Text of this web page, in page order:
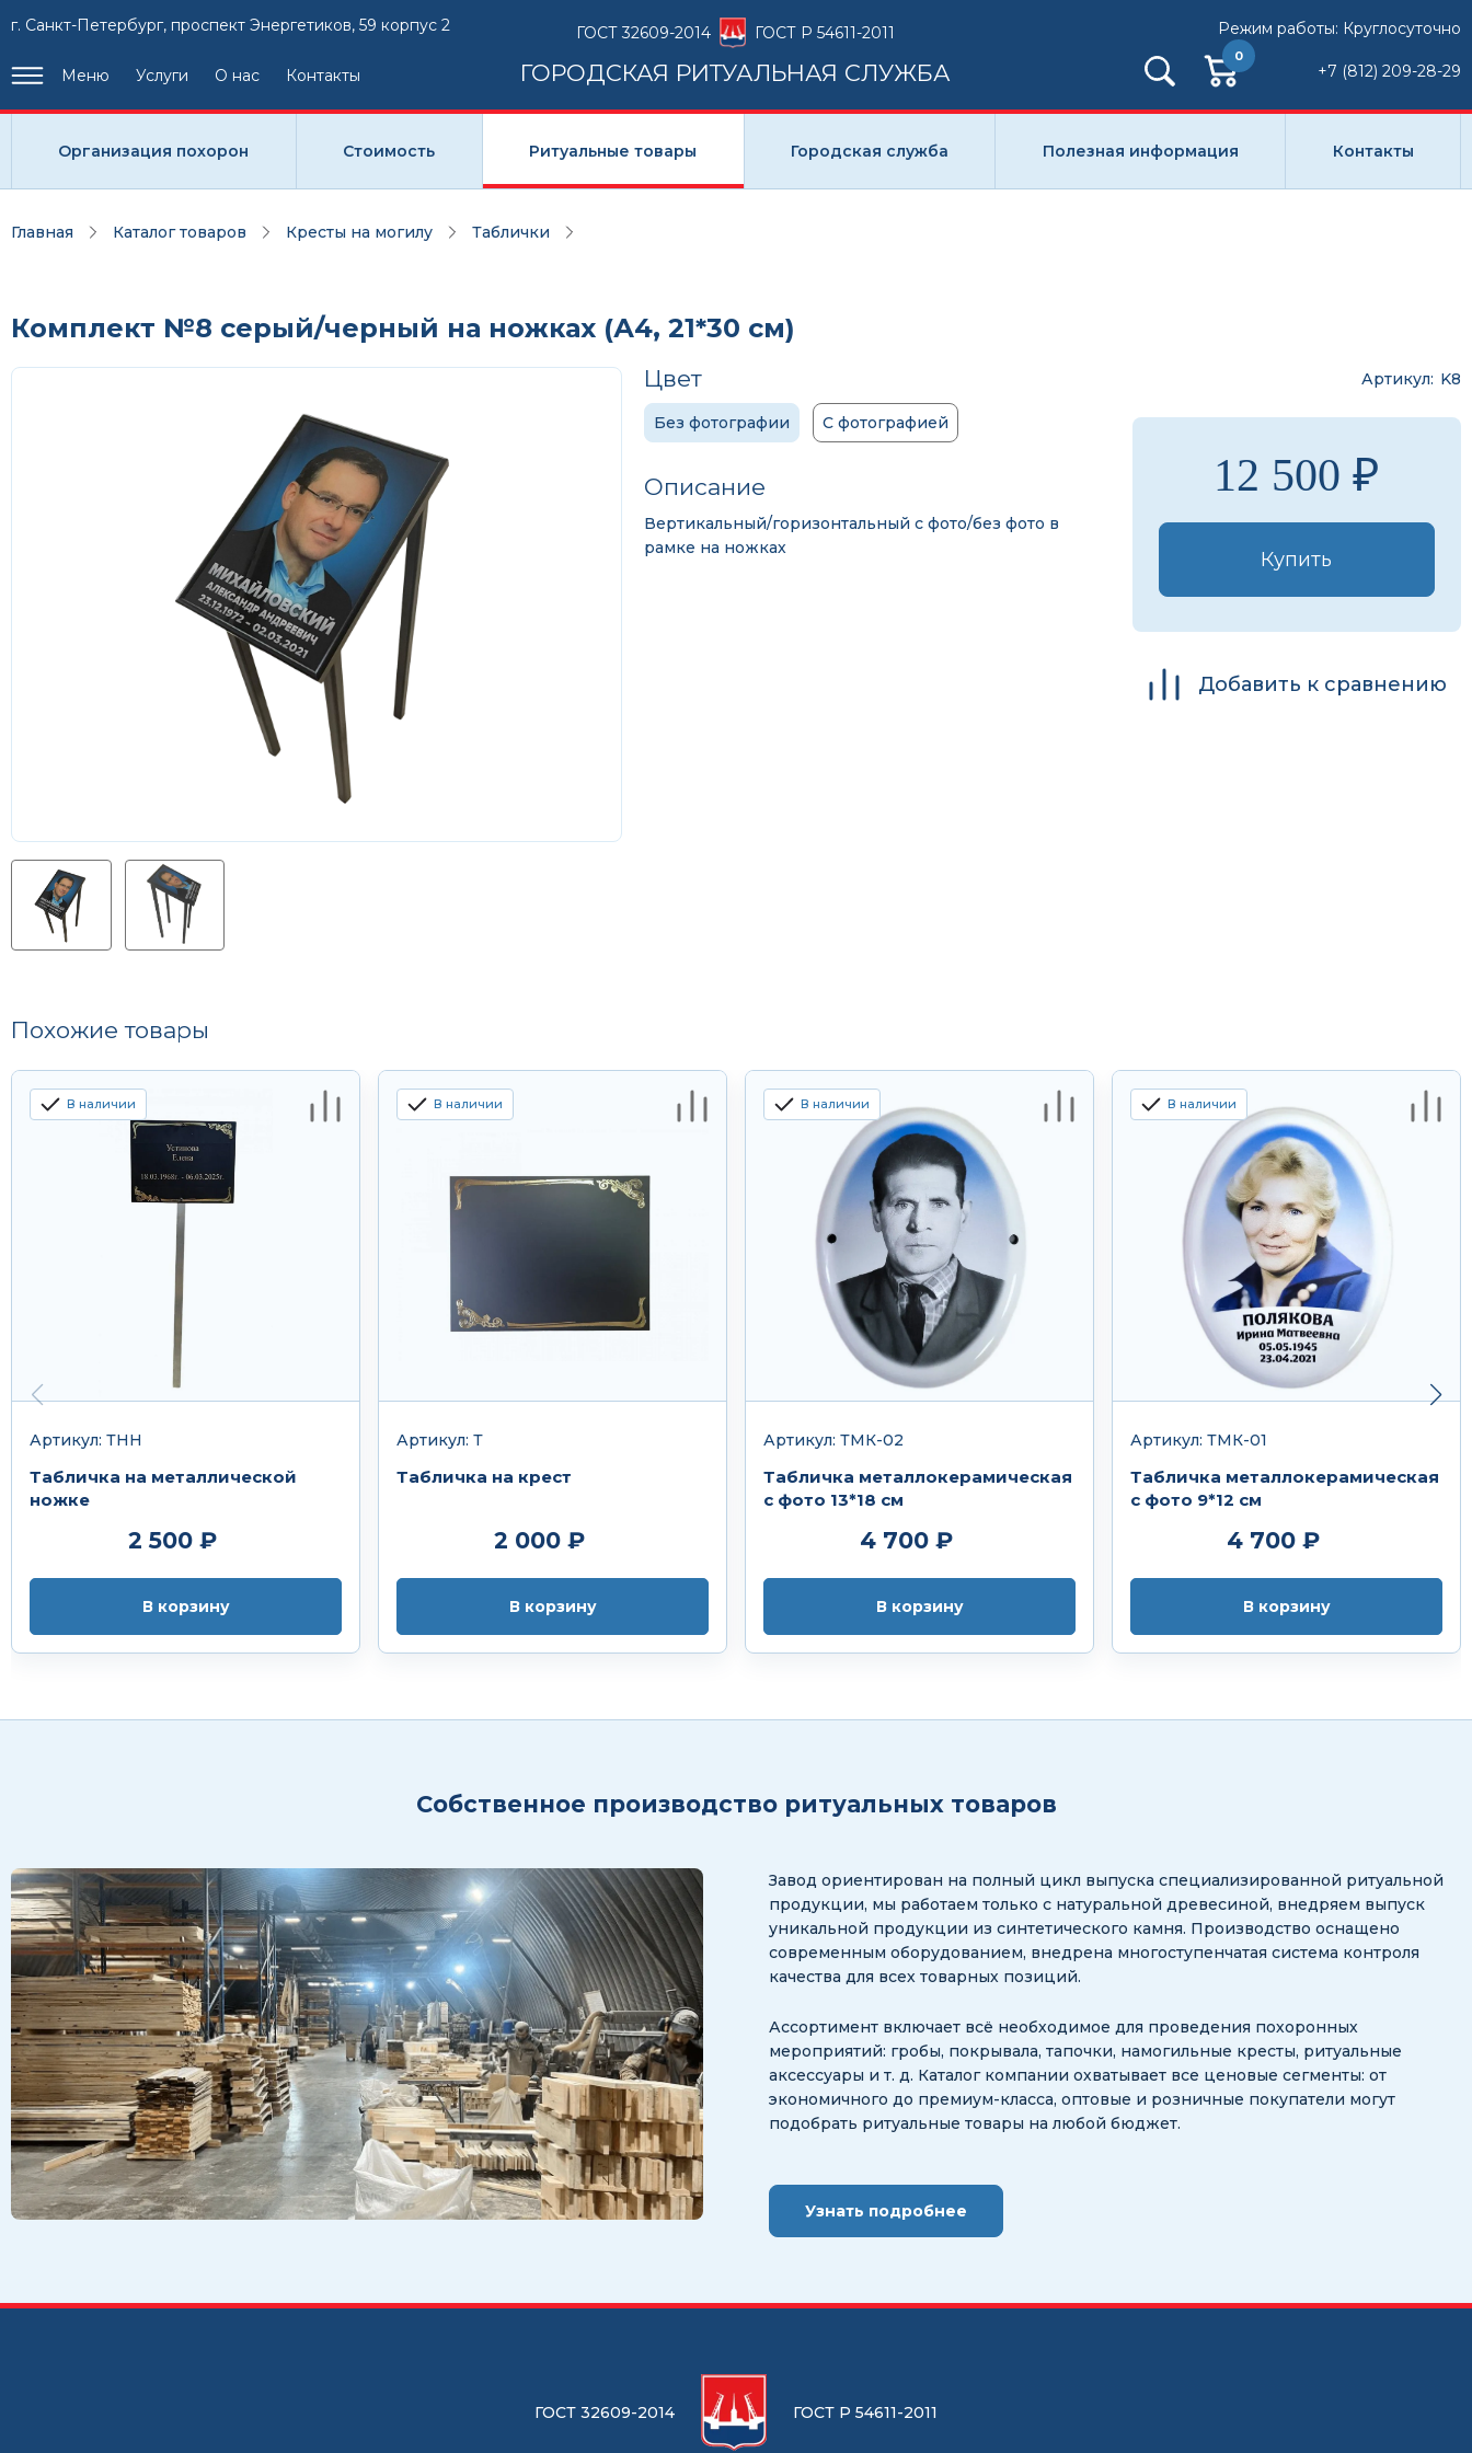
г. Санкт-Петербург, проспект Энергетиков, 59 корпус 2
Меню Услуги О нас Контакты
ГОСТ 32609-2014 ГОСТ Р 54611-2011
ГОРОДСКАЯ РИТУАЛЬНАЯ СЛУЖБА
Режим работы: Круглосуточно
0
+7 (812) 209-28-29
Организация похорон Стоимость Ритуальные товары Городская служба Полезная информация Контакты
Главная Каталог товаров Кресты на могилу Таблички
Комплект №8 серый/черный на ножках (А4, 21*30 см)
Цвет
Без фотографии С фотографией
Описание
Вертикальный/горизонтальный с фото/без фото в
рамке на ножках
Артикул K8
12 500 ₽
Купить
Добавить к сравнению
Похожие товары
В наличии
Артикул: ТНН
Табличка на металлической
ножке
2 500 ₽
В корзину
В наличии
Артикул: Т
Табличка на крест
2 000 ₽
В корзину
В наличии
Артикул: ТМК-02
Табличка металлокерамическая
с фото 13*18 см
4 700 ₽
В корзину
В наличии
Артикул: ТМК-01
Табличка металлокерамическая
с фото 9*12 см
4 700 ₽
В корзину
Собственное производство ритуальных товаров
Завод ориентирован на полный цикл выпуска специализированной ритуальной
продукции, мы работаем только с натуральной древесиной, внедряем выпуск
уникальной продукции из синтетического камня. Производство оснащено
современным оборудованием, внедрена многоступенчатая система контроля
качества для всех товарных позиций.
Ассортимент включает всё необходимое для проведения похоронных
мероприятий: гробы, покрывала, тапочки, намогильные кресты, ритуальные
аксессуары и т. д. Каталог компании охватывает все ценовые сегменты: от
экономичного до премиум-класса, оптовые и розничные покупатели могут
подобрать ритуальные товары на любой бюджет.
Узнать подробнее
ГОСТ 32609-2014 ГОСТ Р 54611-2011